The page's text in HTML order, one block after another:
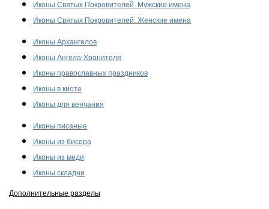
Иконы Святых Покровителей. Мужские имена
Иконы Святых Покровителей. Женские имена
Иконы Архангелов
Иконы Ангела-Хранителя
Иконы православных праздников
Иконы в киоте
Иконы для венчания
Иконы писаные
Иконы из бисера
Иконы из меди
Иконы складни
Дополнительные разделы